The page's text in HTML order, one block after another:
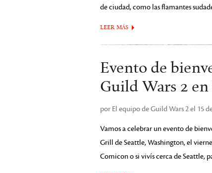
de ciudad, como las flamantes
LEER MÁS
Evento de
Guild Wars 2 en
por El equipo de Guild Wars 2 el 15
Vamos a celebrar un evento de
Grill de Seattle, Washington, el
Comicon o si vivís cerca de Seattle,